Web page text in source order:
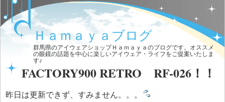
Ｈａｍａｙａブログ
群馬県のアイウェアショップＨａｍａｙａのブログです。オススメ
の眼鏡の話題を中心に楽しいアイウェア・ライフをご提案いたしま
す♪
FACTORY900 RETRO RF-026！！
昨日は更新できず、すみません。。。